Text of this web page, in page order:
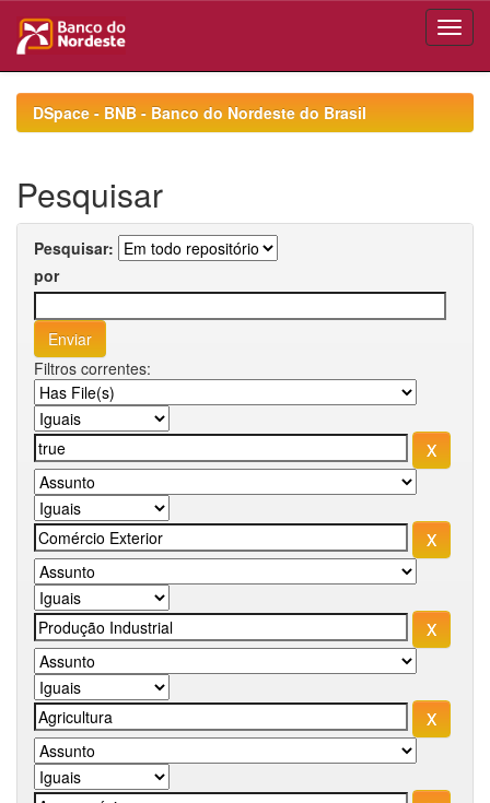
navigationDSpace - BNB - Banco do Nordeste do Brasil
Pesquisar
Pesquisar:
por
Filtros correntes: